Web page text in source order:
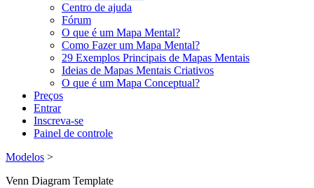
Centro de ajuda
Fórum
O que é um Mapa Mental?
Como Fazer um Mapa Mental?
29 Exemplos Principais de Mapas Mentais
Ideias de Mapas Mentais Criativos
O que é um Mapa Conceptual?
Preços
Entrar
Inscreva-se
Painel de controle
Modelos >
Venn Diagram Template